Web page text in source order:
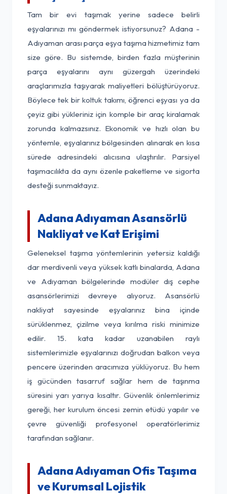
Tam bir evi taşımak yerine sadece belirli
eşyalarınızı mı göndermek istiyorsunuz? Adana -
Adıyaman arası parça eşya taşıma hizmetimiz tam
size göre. Bu sistemde, birden fazla müşterinin
parça eşyalarını aynı güzergah üzerindeki
araçlarımızla taşıyarak maliyetleri bölüştürüyoruz.
Böylece tek bir koltuk takımı, öğrenci eşyası ya da
çeyiz gibi yükleriniz için komple bir araç kiralamak
zorunda kalmazsınız. Ekonomik ve hızlı olan bu
yöntemle, eşyalarınız bölgesinden alınarak en kısa
sürede adresindeki alıcısına ulaştırılır. Parsiyel
taşımacılıkta da aynı özenle paketleme ve sigorta
desteği sunmaktayız.
Adana Adıyaman Asansörlü
Nakliyat ve Kat Erişimi
Geleneksel taşıma yöntemlerinin yetersiz kaldığı
dar merdivenli veya yüksek katlı binalarda, Adana
ve Adıyaman bölgelerinde modüler dış cephe
asansörlerimizi devreye alıyoruz. Asansörlü
nakliyat sayesinde eşyalarınız bina içinde
sürüklenmez, çizilme veya kırılma riski minimize
edilir. 15. kata kadar uzanabilen raylı
sistemlerimizle eşyalarınızı doğrudan balkon veya
pencere üzerinden aracımıza yüklüyoruz. Bu hem
iş gücünden tasarruf sağlar hem de taşınma
süresini yarı yarıya kısaltır. Güvenlik önlemlerimiz
gereği, her kurulum öncesi zemin etüdü yapılır ve
çevre güvenliği profesyonel operatörlerimiz
tarafından sağlanır.
Adana Adıyaman Ofis Taşıma
ve Kurumsal Lojistik